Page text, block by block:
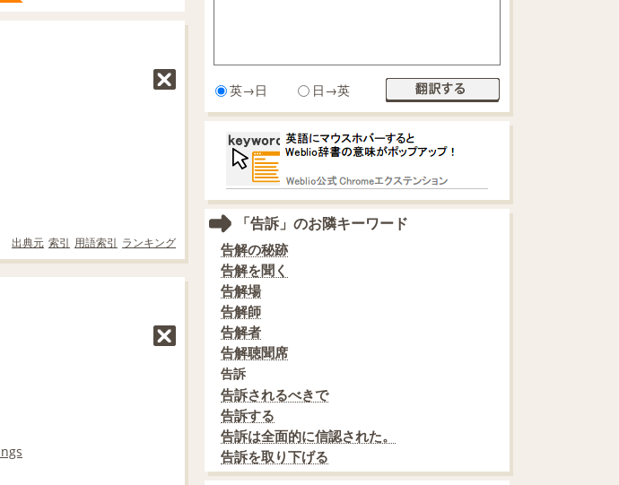
出典元 索引 用語索引 ランキング
英→日 日→英
「告訴」のお隣キーワード
告解の秘跡
告解を聞く
告解場
告解師
告解者
告解聴聞席
告訴
告訴されるべきで
告訴する
告訴は全面的に信認された。
告訴を取り下げる